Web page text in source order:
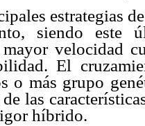
estrategias
siendo este
velocidad
El
o más grupo
las
híbrido.